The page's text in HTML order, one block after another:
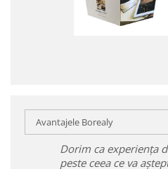
Avantajele Borealy
Dorim ca experiența
peste ceea ce va